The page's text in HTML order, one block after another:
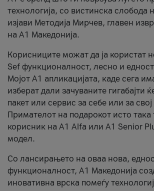
технологија, со вистинска слобода
изјави Методија Мирчев, главен
на А1 Македонија.
Корисниците можат да ја користат
Sef функционалност, лесно и
Мојот А1 апликацијата, каде сега
изберат дали зачуваните гигабајти
пакет или сервис за себе или за свој
Примателот на подарокот исто така
корисник на А1 Alfa или A1 Senior
модел.
Со лансирањето на оваа нова,
функционалност, А1 Македонија
иновативна врска помеѓу